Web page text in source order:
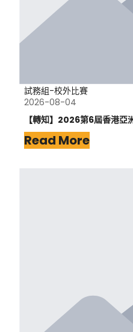
試務組-校外比賽
2026-08-04
【轉知】2026第6屆香港亞
Read More